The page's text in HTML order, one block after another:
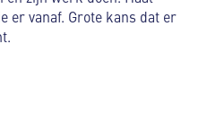
er vanaf. Grote kans dat er